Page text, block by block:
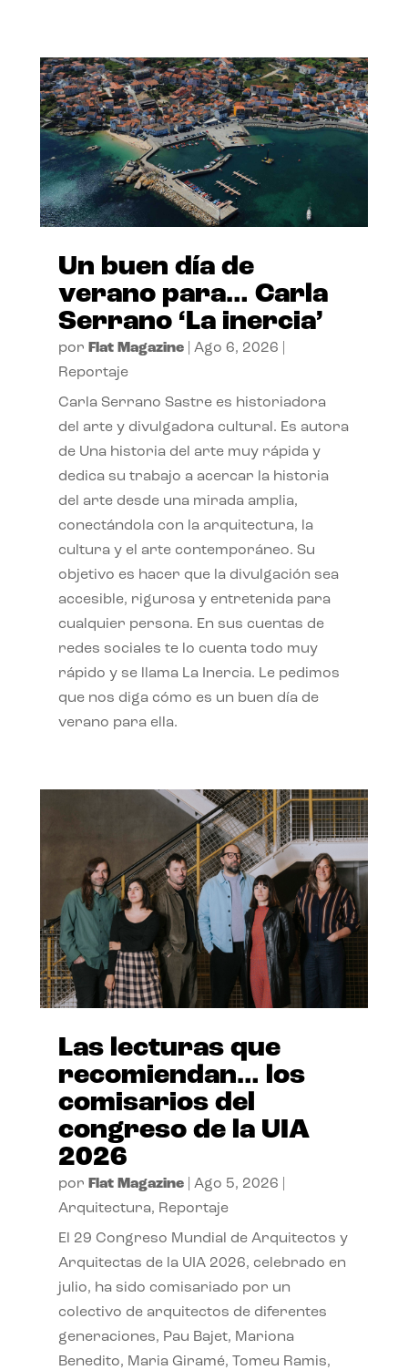
Un buen día de
verano para… Carla
Serrano ‘La inercia’
por Flat Magazine| Ago 6, 2026
Reportaje
Carla Serrano Sastre es historiadora
del arte y divulgadora cultural. Es autora
de Una historia del arte muy rápida y
dedica su trabajo a acercar la historia
del arte desde una mirada amplia,
conectándola con la arquitectura, la
cultura y el arte contemporáneo. Su
objetivo es hacer que la divulgación sea
accesible, rigurosa y entretenida para
cualquier persona. En sus cuentas de
redes sociales te lo cuenta todo muy
rápido y se llama La Inercia. Le pedimos
que nos diga cómo es un buen día de
verano para ella.
Las lecturas que
recomiendan… los
comisarios del
congreso de la UIA
2026
por Flat Magazine| Ago 5, 2026
Arquitectura, Reportaje
El 29 Congreso Mundial de Arquitectos y
Arquitectas de la UIA 2026, celebrado en
julio, ha sido comisariado por un
colectivo de arquitectos de diferentes
generaciones, Pau Bajet, Mariona
Benedito, Maria Giramé, Tomeu Ramis,